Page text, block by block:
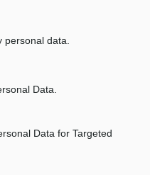
data.
Data.
Data for Targeted